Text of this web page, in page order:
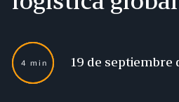
4 min 19 de septiembre